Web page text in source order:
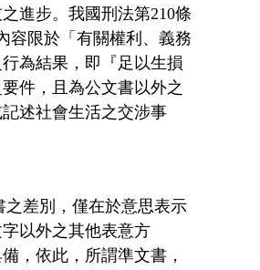
進步。我國刑法第210條
容限於「有關權利、義務
為結果，即『足以生損
件，且為公文書以外之
述社會生活之交涉事
差別，僅在於意思表示
以外之其他表意方
，依此，所謂準文書，